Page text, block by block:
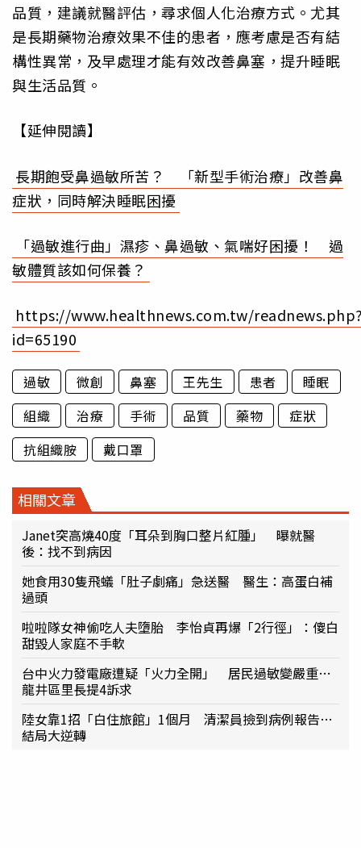
品質，建議就醫評估，尋求個人化治療方式。尤其
是長期藥物治療效果不佳的患者，應考慮是否有結
構性異常，及早處理才能有效改善鼻塞，提升睡眠
與生活品質。
【延伸閱讀】
長期飽受鼻過敏所苦？ 「新型手術治療」改善鼻
症狀，同時解決睡眠困擾
「過敏進行曲」濕疹、鼻過敏、氣喘好困擾！ 過
敏體質該如何保養？
https://www.healthnews.com.tw/
id=65190
過敏 微創 鼻塞 王先生 患者
睡眠
組織
治療 手術 品質 藥物
症狀
抗組織胺
戴口罩
相關文章
Janet突高燒40度「耳朵到胸口整片紅腫」 曝就醫
後：找不到病因
她食用30隻飛蟻「肚子劇痛」急送醫 醫生：高蛋白補
過頭
啦啦隊女神偷吃人夫墮胎 李怡貞再爆「2行徑」：傻白
甜毀人家庭不手軟
台中火力發電廠遭疑「火力全開」 居民過敏變嚴重…
龍井區里長提4訴求
陸女靠1招「白住旅館」1個月 清潔員撿到病例報告…
結局大逆轉